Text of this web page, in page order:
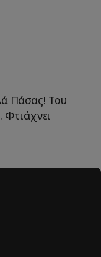
Πάσας! Του
Φτιάχνει